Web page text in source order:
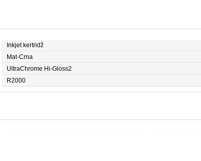
Inkjet kertridž
Mat-Crna
UltraChrome Hi-Gloss2
R2000